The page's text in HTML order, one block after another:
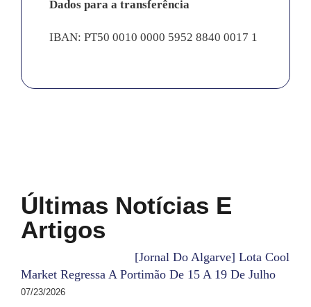
Dados para a transferência
IBAN: PT50 0010 0000 5952 8840 0017 1
Últimas Notícias E
Artigos
[Jornal Do Algarve] Lota Cool
Market Regressa A Portimão De 15 A 19 De Julho
07/23/2026